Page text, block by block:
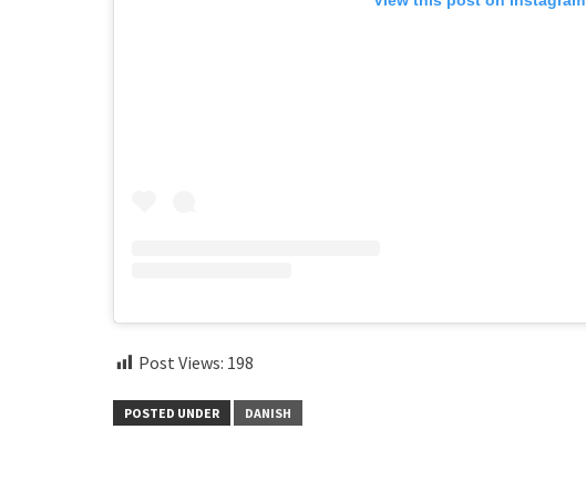
Post Views: 198
POSTED UNDER DANISH